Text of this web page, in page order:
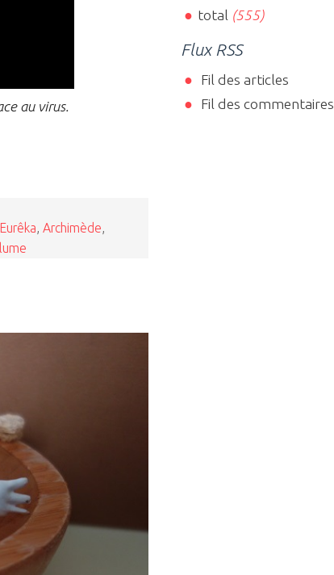
au virus.
Eurêka, Archimède,
total (555)
Flux RSS
Fil des articles
Fil des commentaires